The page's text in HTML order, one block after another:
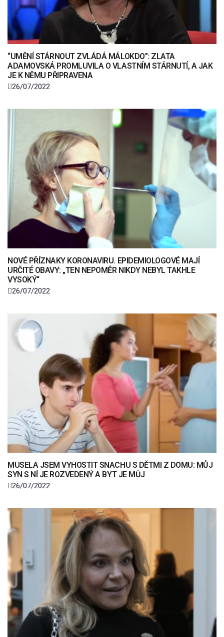
“UMĚNÍ STÁRNOUT ZVLÁDÁ MÁLOKDO”: ZLATA
ADAMOVSKÁ PROMLUVILA O VLASTNÍM STÁRNUTÍ, A JAK
JE K NĚMU PŘIPRAVENA
26/07/2022
NOVÉ PŘÍZNAKY KORONAVIRU. EPIDEMIOLOGOVÉ MAJÍ
URČITÉ OBAVY: „TEN NEPOMĚR NIKDY NEBYL TAKHLE
VYSOKÝ“
26/07/2022
MUSELA JSEM VYHOSTIT SNACHU S DĚTMI Z DOMU: MŮJ
SYN S NÍ JE ROZVEDENÝ A BYT JE MŮJ
26/07/2022